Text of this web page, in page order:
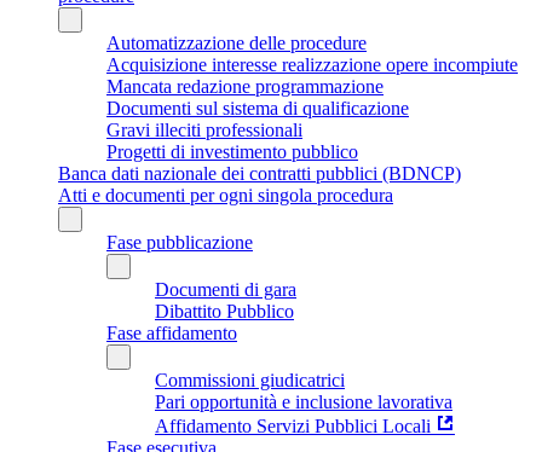
Automatizzazione delle procedure
Acquisizione interesse realizzazione opere incompiute
Mancata redazione programmazione
Documenti sul sistema di qualificazione
Gravi illeciti professionali
Progetti di investimento pubblico
Banca dati nazionale dei contratti pubblici (BDNCP)
Atti e documenti per ogni singola procedura
Fase pubblicazione
Documenti di gara
Dibattito Pubblico
Fase affidamento
Commissioni giudicatrici
Pari opportunità e inclusione lavorativa
Affidamento Servizi Pubblici Locali
Fase esecutiva